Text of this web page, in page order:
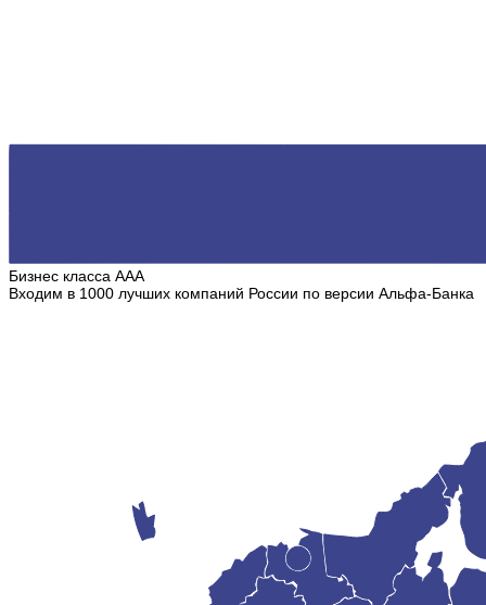
Бизнес класса ААА
Входим в 1000 лучших компаний России по версии Альфа-Банка